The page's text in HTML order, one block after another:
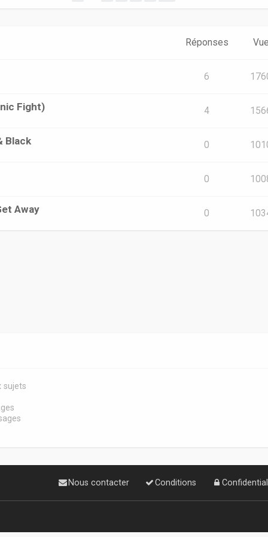
Réponses
6
Fight) 4
Black 0
0
Away 0
sujets
Conditions
Nous contacter